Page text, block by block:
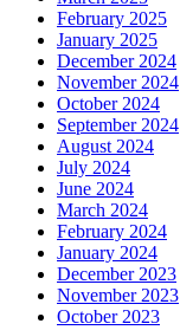
February 2025
January 2025
December 2024
November 2024
October 2024
September 2024
August 2024
July 2024
June 2024
March 2024
February 2024
January 2024
December 2023
November 2023
October 2023